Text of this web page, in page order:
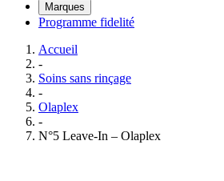
Marques
Programme fidelité
Accueil
-
Soins sans rinçage
-
Olaplex
-
N°5 Leave-In – Olaplex